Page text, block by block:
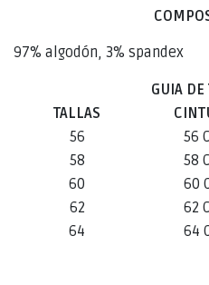
97% algodón, 3% spandex
GUIA DE
TALLAS
56
56
58
58
60
60
62
62
64
64